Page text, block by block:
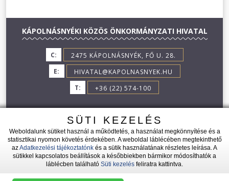
KÁPOLNÁSNYÉKI KÖZÖS ÖNKORMÁNYZATI HIVATAL
C:
2475 KÁPOLNÁSNYÉK, FŐ U. 28.
E:
HIVATAL@KAPOLNASNYEK.HU
T:
+36 (22) 574-100
2026 © KÁPOLNÁSNYÉK - MINDEN JOG FENNTARTVA!
SÜTI KEZELÉS
Weboldalunk sütiket használ a működtetés, a használat megkönnyítése és a
statisztikai nyomon követés érdekében. A weboldal láblécében megtekinthető
azAdatkezelési tájékoztatónk és a sütik használatának részletes leírása. A
sütikkel kapcsolatos beállítások a későbbiekben bármikor módosíthatók a
láblécben található Süti kezelés feliratra kattintva.